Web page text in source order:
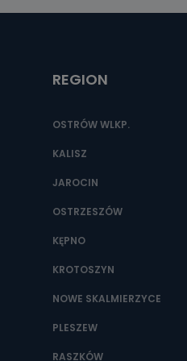
adresem:
REGION
OSTRÓW WLKP.
KALISZ
JAROCIN
OSTRZESZÓW
KĘPNO
KROTOSZYN
NOWE SKALMIERZYCE
PLESZEW
RASZKÓW